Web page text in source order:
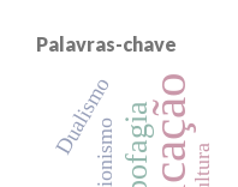
Palavras-chave
Dualismo